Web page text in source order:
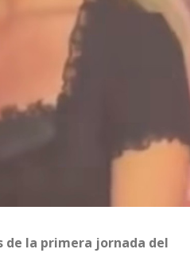
la primera jornada del